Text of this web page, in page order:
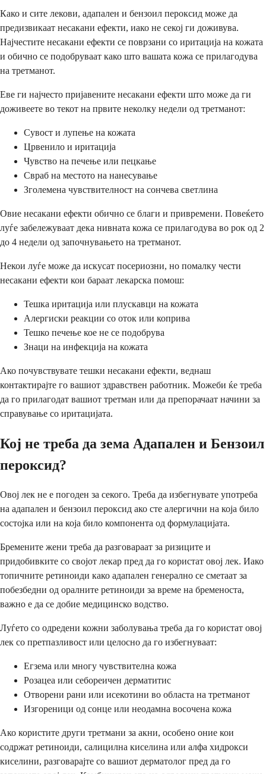
Како и сите лекови, адапален и бензоил пероксид може да
предизвикаат несакани ефекти, иако не секој ги доживува.
Најчестите несакани ефекти се поврзани со иритација на кожата
и обично се подобруваат како што вашата кожа се прилагодува
на третманот.
Еве ги најчесто пријавените несакани ефекти што може да ги
доживеете во текот на првите неколку недели од третманот:
Сувост и лупење на кожата
Црвенило и иритација
Чувство на печење или пецкање
Свраб на местото на нанесување
Зголемена чувствителност на сончева светлина
Овие несакани ефекти обично се благи и привремени. Повеќето
луѓе забележуваат дека нивната кожа се прилагодува во рок од 2
до 4 недели од започнувањето на третманот.
Некои луѓе може да искусат посериозни, но помалку чести
несакани ефекти кои бараат лекарска помош:
Тешка иритација или плускавци на кожата
Алергиски реакции со оток или коприва
Тешко печење кое не се подобрува
Знаци на инфекција на кожата
Ако почувствувате тешки несакани ефекти, веднаш
контактирајте го вашиот здравствен работник. Можеби ќе треба
да го прилагодат вашиот третман или да препорачаат начини за
справување со иритацијата.
Кој не треба да зема Адапален и Бензоил
пероксид?
Овој лек не е погоден за секого. Треба да избегнувате употреба
на адапален и бензоил пероксид ако сте алергични на која било
состојка или на која било компонента од формулацијата.
Бремените жени треба да разговараат за ризиците и
придобивките со својот лекар пред да го користат овој лек. Иако
топичните ретиноиди како адапален генерално се сметаат за
побезбедни од оралните ретиноиди за време на бременоста,
важно е да се добие медицинско водство.
Луѓето со одредени кожни заболувања треба да го користат овој
лек со претпазливост или целосно да го избегнуваат:
Егзема или многу чувствителна кожа
Розацеа или себореичен дерматитис
Отворени рани или исекотини во областа на третманот
Изгореници од сонце или неодамна восочена кожа
Ако користите други третмани за акни, особено оние кои
содржат ретиноиди, салицилна киселина или алфа хидрокси
киселини, разговарајте со вашиот дерматолог пред да го